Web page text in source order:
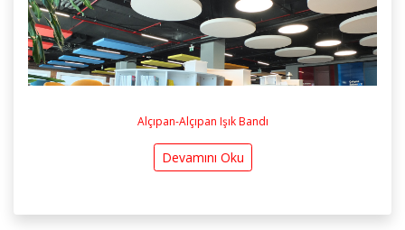
Alçıpan-Alçıpan Işık Bandı
Devamını Oku